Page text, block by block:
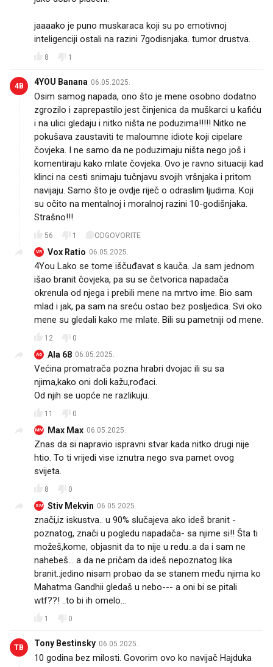
jaaaako je puno muskaraca koji su po emotivnoj
inteligenciji ostali na razini 7godisnjaka. tumor drustva.
8 1
4B 4YOU Banana 06.05.2025.
Osim samog napada, ono što je mene osobno dodatno
zgrozilo i zaprepastilo jest činjenica da muškarci u kafiću
i na ulici gledaju i nitko ništa ne poduzima!!!!! Nitko ne
pokušava zaustaviti te maloumne idiote koji cipelare
čovjeka. I ne samo da ne poduzimaju ništa nego još i
komentiraju kako mlate čovjeka. Ovo je ravno situaciji kad
klinci na cesti snimaju tučnjavu svojih vršnjaka i pritom
navijaju. Samo što je ovdje riječ o odraslim ljudima. Koji
su očito na mentalnoj i moralnoj razini 10-godišnjaka.
Strašno!!!
56 1 ODGOVORITE
VR Vox Ratio 06.05.2025.
4You Lako se tome iščuđavat s kauča. Ja sam jednom
išao branit čovjeka, pa su se četvorica napadača
okrenula od njega i prebili mene na mrtvo ime. Bio sam
mlad i jak, pa sam na sreću ostao bez posljedica. Svi oko
mene su gledali kako me mlate. Bili su pametniji od mene.
12 0
A6 Ala 68 06.05.2025.
Većina promatrača pozna hrabri dvojac ili su sa
njima,kako oni doli kažu,rođaci.
Od njih se uopće ne razlikuju.
11 0
MM Max Max 06.05.2025.
Znas da si napravio ispravni stvar kada nitko drugi nije
htio. To ti vrijedi vise iznutra nego sva pamet ovog
svijeta.
8 0
SM Stiv Mekvin 06.05.2025.
znači,iz iskustva.. u 90% slučajeva ako ideš branit -
poznatog, znači u pogledu napadača- sa njime si!! Šta ti
možeš,kome, objasnit da to nije u redu..a da i sam ne
nahebeš... a da ne pričam da ideš nepoznatog lika
branit..jedino nisam probao da se stanem među njima ko
Mahatma Gandhii gledaš u nebo--- a oni bi se pitali
wtf??! ..to bi ih omelo...
1 0
TB Tony Bestinsky 06.05.2025.
10 godina bez milosti. Govorim ovo ko navijač Hajduka